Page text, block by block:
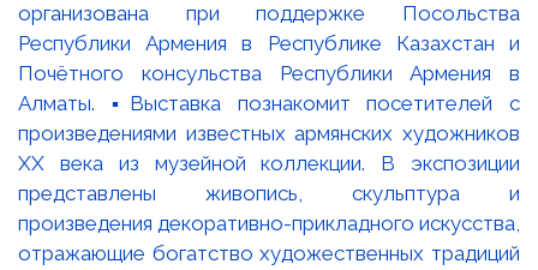
организована при поддержке Посольства
Республики Армения в Республике Казахстан и
Почётного консульства Республики Армения в
Алматы. ▪️Выставка познакомит посетителей с
произведениями известных армянских художников
XX века из музейной коллекции. В экспозиции
представлены живопись, скульптура и
произведения декоративно-прикладного искусства,
отражающие богатство художественных традиций